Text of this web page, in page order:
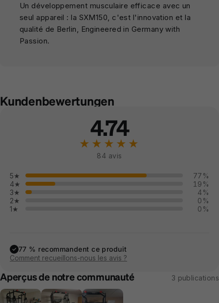
Un développement musculaire efficace avec un
seul appareil : la SXM150, c'est l'innovation et la
qualité de Berlin, Engineered in Germany with
Passion.
Kundenbewertungen
4.74
★★★★★
84 avis
5★
77%
4★
19%
3★
4%
2★
0%
1★
0%
✓ 77 % recommandent ce produit
Comment recueillons-nous les avis ?
Aperçus de notre communauté 3 publications